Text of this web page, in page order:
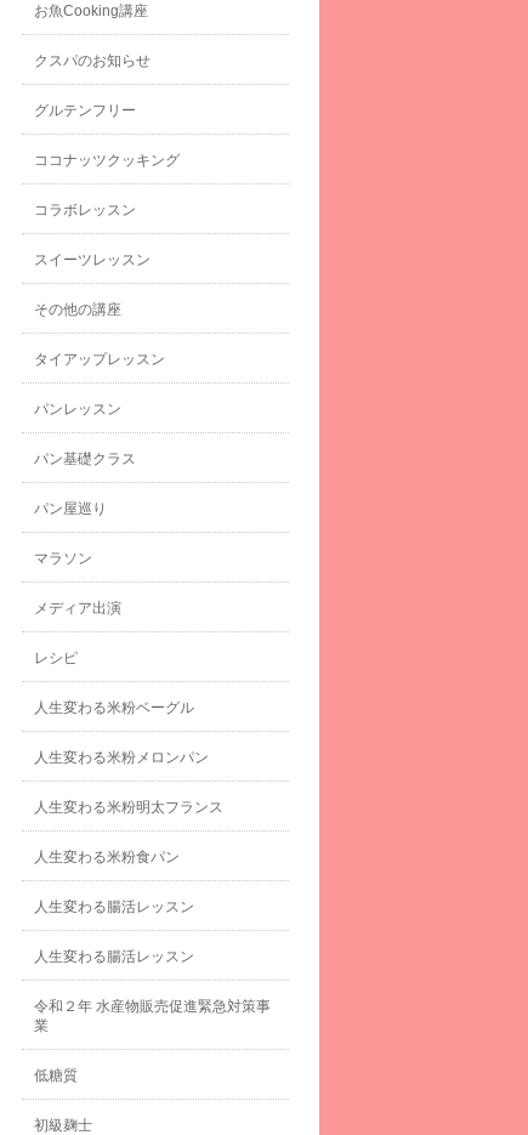
お魚Cooking講座
クスパのお知らせ
グルテンフリー
ココナッツクッキング
コラボレッスン
スイーツレッスン
その他の講座
タイアップレッスン
パンレッスン
パン基礎クラス
パン屋巡り
マラソン
メディア出演
レシピ
人生変わる米粉ベーグル
人生変わる米粉メロンパン
人生変わる米粉明太フランス
人生変わる米粉食パン
人生変わる腸活レッスン
人生変わる腸活レッスン
令和２年 水産物販売促進緊急対策事
業
低糖質
初級麹士